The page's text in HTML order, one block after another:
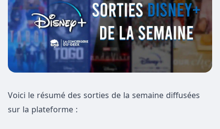
Voici le résumé des sorties de la semaine diffusées
sur la plateforme :